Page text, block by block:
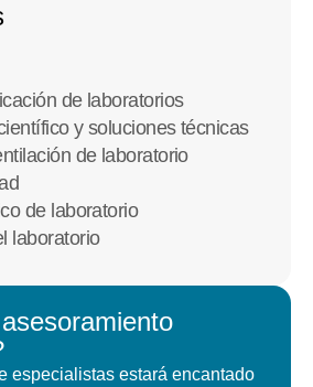
de laboratorios
y soluciones técnicas
de laboratorio
de laboratorio
laboratorio
especialistas estará encantado